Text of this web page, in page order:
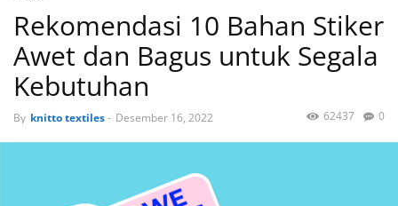
Rekomendasi 10 Bahan Stiker
Awet dan Bagus untuk Segala
Kebutuhan
By knitto textiles- Desember 16, 2022 0
62437